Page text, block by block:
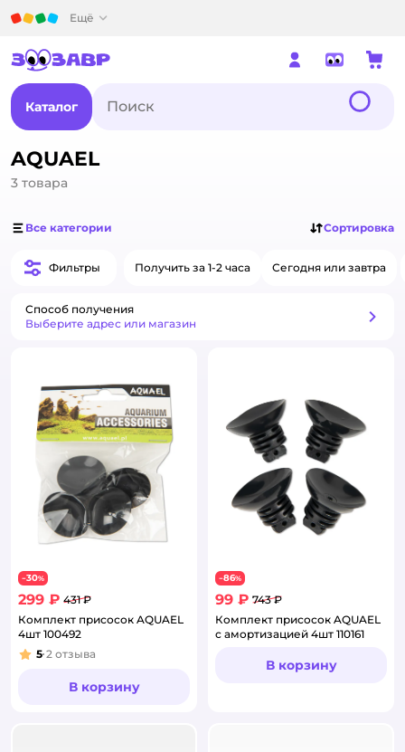
Ещё
Каталог
AQUAEL
3 товара
Все категории Сортировка
Фильтры Получить за 1-2 часа Сегодня или завтра
Способ получения
Выберите адрес или магазин
−30%
299 ₽ 431 ₽
Комплект присосок AQUAEL
4шт 100492
Рейтинг:
5 2 отзыва
В корзину
−86%
99 ₽ 743 ₽
Комплект присосок AQUAEL
с амортизацией 4шт 110161
В корзину